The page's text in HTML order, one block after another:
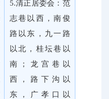
5.清正居委会：范
志巷以西，南俊
路以东，九一路
以北，桂坛巷以
南；龙宫巷以
西，路下沟以
东，广孝口以